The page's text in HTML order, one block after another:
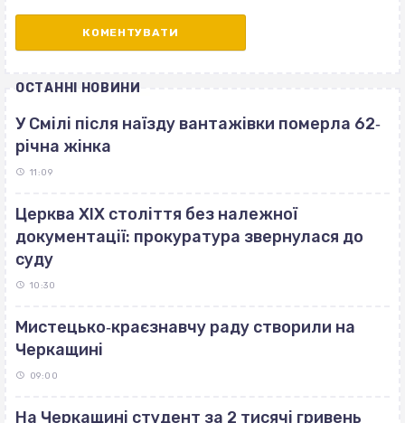
ОСТАННІ НОВИНИ
У Смілі після наїзду вантажівки померла 62‐
річна жінка
11:09
Церква ХІХ століття без належної
документації: прокуратура звернулася до
суду
10:30
Мистецько‐краєзнавчу раду створили на
Черкащині
09:00
На Черкащині студент за 2 тисячі гривень